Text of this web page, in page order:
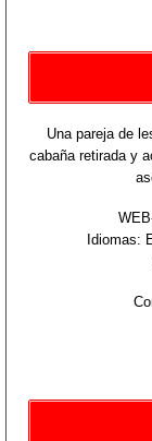
Una pareja de
cabaña retirada y
Idiomas: